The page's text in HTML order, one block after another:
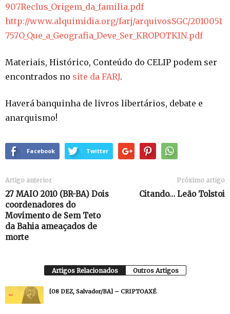
907Reclus_Origem_da_familia.pdf
http://www.alquimidia.org/farj/arquivosSGC/2010051
757O_Que_a_Geografia_Deve_Ser_KROPOTKIN.pdf
Materiais, Histórico, Conteúdo do CELIP podem ser
encontrados no site da FARJ.
Haverá banquinha de livros libertários, debate e
anarquismo!
Facebook Twitter
Artigo anterior
27 MAIO 2010 (BR-BA) Dois
coordenadores do
Movimento de Sem Teto
da Bahia ameaçados de
morte
Próximo artigo
Citando… Leão Tolstoi
Artigos Relacionados Outros Artigos
[08 DEZ, Salvador/BA] – CRIPTOAXÉ